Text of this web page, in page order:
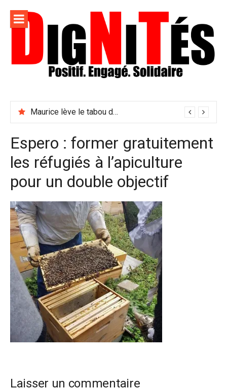
contenu
L'info
sociale,
solidaire
et
engagée
relayer ce qui fait avancer le monde
Maurice lève le tabou du viol conjugal
Espero : former gratuitement
les réfugiés à l’apiculture
pour un double objectif
Laisser un commentaire